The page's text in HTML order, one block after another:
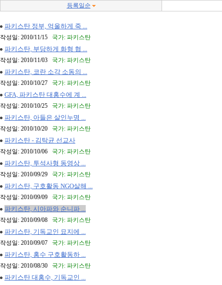
등록일순
파키스탄 정부, 억울하게 죽 ...
작성일: 2010/11/15 국가: 파키스탄
파키스탄, 부당하게 화형 협 ...
작성일: 2010/11/03 국가: 파키스탄
파키스탄, 코란 소각 소동의 ...
작성일: 2010/10/27 국가: 파키스탄
GFA, 파키스탄 대홍수에 계 ...
작성일: 2010/10/25 국가: 파키스탄
파키스탄, 아들은 살인누명 ...
작성일: 2010/10/20 국가: 파키스탄
파키스탄 - 김탁균 선교사
작성일: 2010/10/06 국가: 파키스탄
파키스탄, 투석사형 동영상 ...
작성일: 2010/09/29 국가: 파키스탄
파키스탄, 구호활동 NGO살해 ...
작성일: 2010/09/09 국가: 파키스탄
파키스탄, 시아파와 순니파 ...
작성일: 2010/09/08 국가: 파키스탄
파키스탄, 기독교인 묘지에 ...
작성일: 2010/09/07 국가: 파키스탄
파키스탄, 홍수 구호활동하 ...
작성일: 2010/08/30 국가: 파키스탄
파키스탄 대홍수, 기독교인 ...